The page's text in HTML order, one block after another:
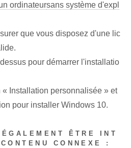
ordinateursans système d'expl
que vous disposez d'une lic
pour démarrer l'installatio
Installation personnalisée » et
pour installer Windows 10.
ÊTRE INT
CONNEXE :